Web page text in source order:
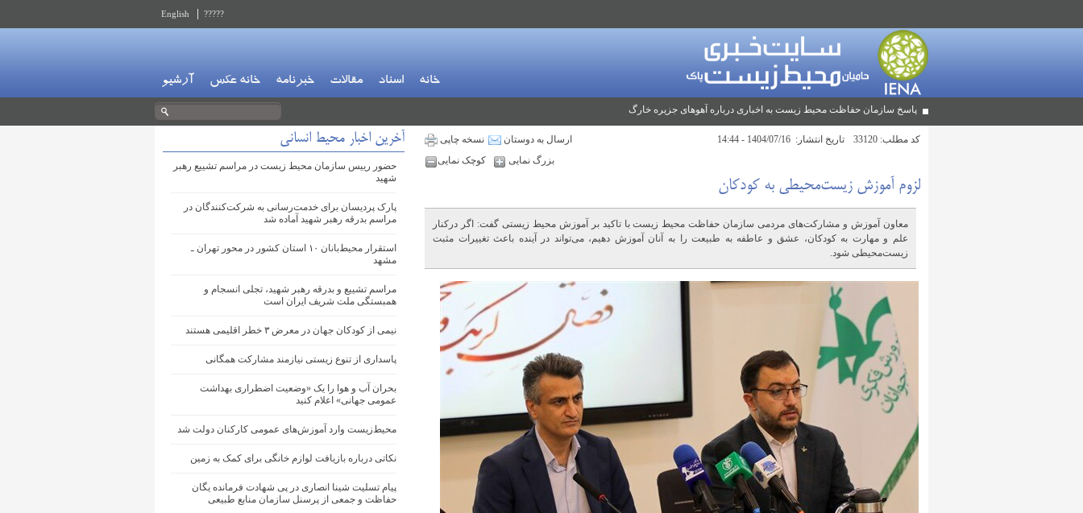
?????
English
خانه اسناد مقالات خبرنامه خانه عکس آرشیو
پاسخ سازمان حفاظت محیط زیست به اخباری درباره آهوهای جزیره خارگ
کد مطلب: تاریخ انتشار: نسخه چاپی
ارسال به دوستان
بزرگ نمایی
کوچک نمایی
لزوم آموزش زیست‌محیطی به کودکان
معاون آموزش و مشارکت‌های مردمی سازمان حفاظت محیط زیست با تاکید بر آموزش محیط زیستی گفت: اگر درکنار
علم و مهارت به کودکان، عشق و عاطفه به طبیعت را به آنان آموزش دهیم، می‌تواند در آینده باعث تغییرات مثبت
زیست‌محیطی شود.
آخرین اخبار محیط انسانی
حضور رییس سازمان محیط‌ زیست در مراسم تشییع رهبر
شهید
پارک پردیسان برای خدمت‌رسانی به شرکت‌کنندگان در
مراسم بدرقه رهبر شهید آماده شد
استقرار محیط‌بانان ۱۰ استان کشور در محور تهران ـ
مشهد
مراسم تشییع و بدرقه رهبر شهید، تجلی انسجام و
همبستگی ملت شریف ایران است
نیمی از کودکان جهان در معرض ۳ خطر اقلیمی هستند
پاسداری از تنوع زیستی نیازمند مشارکت همگانی
بحران آب و هوا را یک «وضعیت اضطراری بهداشت
عمومی جهانی» اعلام کنید
محیط‌زیست وارد آموزش‌های عمومی کارکنان دولت شد
نکاتی درباره بازیافت لوازم خانگی برای کمک به زمین
پیام تسلیت شینا انصاری در پی شهادت فرمانده یگان
حفاظت و جمعی از پرسنل سازمان منابع طبیعی